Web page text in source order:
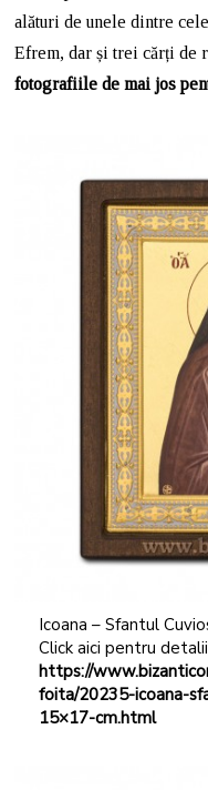
alături de unele dintre
Efrem, dar și trei cărți de
fotografiile de mai jos
Icoana – Sfantul
Click aici pentru
https://
foita/20235-icoana-
15×17-cm.html